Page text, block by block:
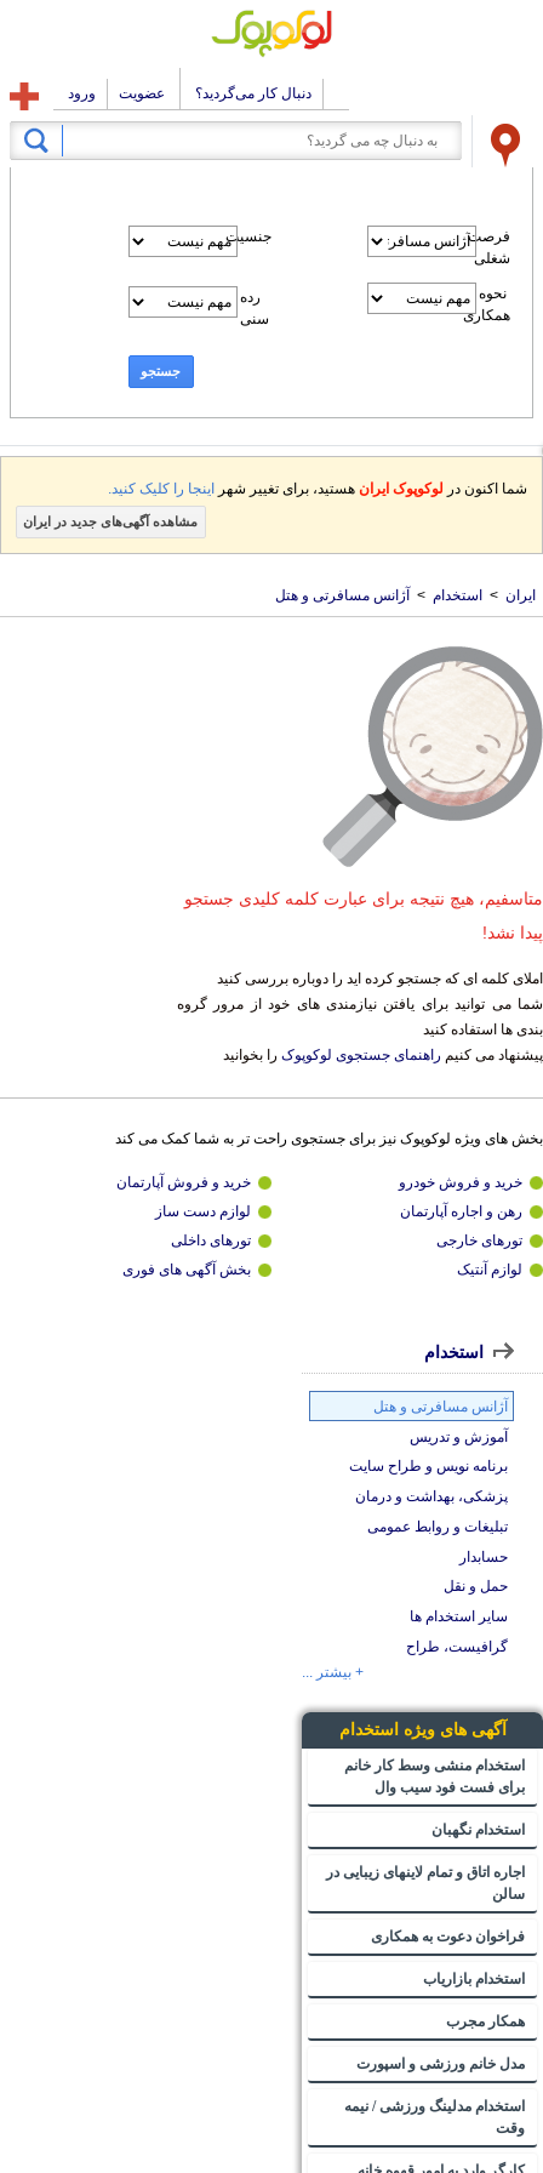
دنبال کار می‌گردید؟ عضویت ورود
فرصت
شغلی
نحوه
همکاری
جنسیت
رده
سنی
جستجو
شما اکنون در لوکوپوک ایران هستید، برای تغییر شهر اینجا را کلیک کنید.
مشاهده آگهی‌های جدید در ایران
ایران > استخدام > آژانس مسافرتی و هتل
متاسفیم، هیچ نتیجه برای عبارت کلمه کلیدی جستجو
پیدا نشد!
املای کلمه ای که جستجو کرده اید را دوباره بررسی کنید
شما می توانید برای یافتن نیازمندی های خود از مرور گروه
بندی ها استفاده کنید
پیشنهاد می کنیم راهنمای جستجوی لوکوپوک را بخوانید
بخش های ویژه لوکوپوک نیز برای جستجوی راحت تر به شما کمک می کند
خرید و فروش خودرو
خرید و فروش آپارتمان
رهن و اجاره آپارتمان
لوازم دست ساز
تورهای خارجی
تورهای داخلی
لوازم آنتیک
بخش آگهی های فوری
استخدام
آژانس مسافرتی و هتل
آموزش و تدریس
برنامه نویس و طراح سایت
پزشکی، بهداشت و درمان
تبلیغات و روابط عمومی
حسابدار
حمل و نقل
سایر استخدام ها
گرافیست، طراح
+ بیشتر ...
آگهی های ویژه استخدام
استخدام منشی وسط کار خانم
برای فست فود سیب وال
استخدام نگهبان
اجاره اتاق و تمام لاینهای زیبایی در
سالن
فراخوان دعوت به همکاری
استخدام بازاریاب
همکار مجرب
مدل خانم ورزشی و اسپورت
استخدام مدلینگ ورزشی / نیمه
وقت